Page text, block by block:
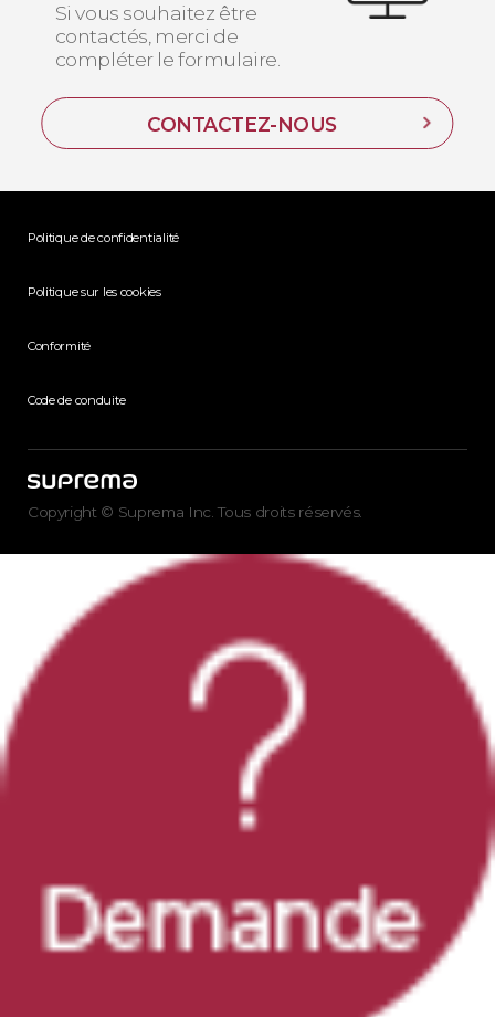
Si vous souhaitez être
contactés, merci de
compléter le formulaire.
CONTACTEZ-NOUS
Politique de confidentialité
Politique sur les cookies
Conformité
Code de conduite
Copyright © Suprema Inc. Tous droits réservés.